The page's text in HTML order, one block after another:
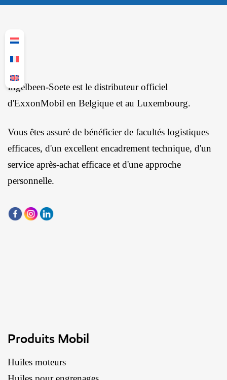
Ingelbeen-Soete est le distributeur officiel
d'ExxonMobil en Belgique et au Luxembourg.
Vous êtes assuré de bénéficier de facultés logistiques
efficaces, d'un excellent encadrement technique, d'un
service après-achat efficace et d'une approche
personnelle.
Produits Mobil
Huiles moteurs